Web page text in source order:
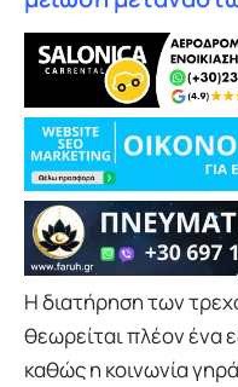
Η διατήρηση των
θεωρείται πλέον ένα
καθώς η κοινωνία